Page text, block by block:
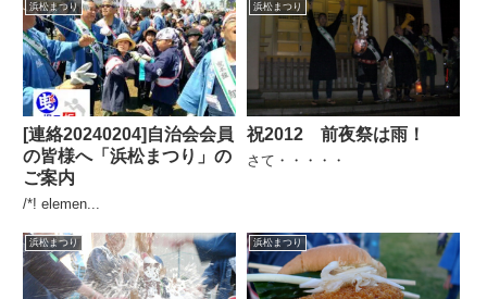
浜松まつり
[連絡20240204]自治会会員
の皆様へ「浜松まつり」の
ご案内
/*! elemen...
浜松まつり
祝2012 前夜祭は雨！
さて・・・・・
浜松まつり 浜松まつり